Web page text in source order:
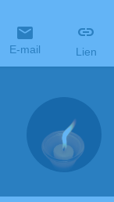
E-mail Lien